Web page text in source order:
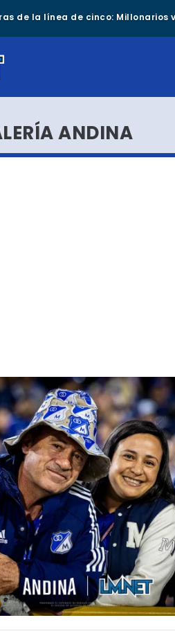
de la línea de cinco: Millonarios
ANDINA